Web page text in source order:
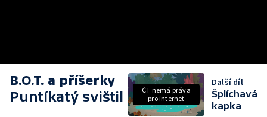
B.O.T. a příšerky
Puntíkatý svištil
ČT nemá práva
pro internet
Další díl
Šplíchavá
kapka